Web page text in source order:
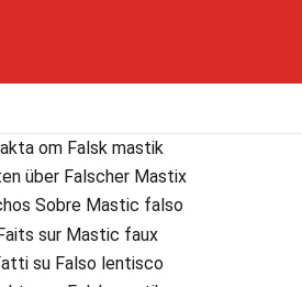
om Falsk mastik
über Falscher Mastix
Sobre Mastic falso
sur Mastic faux
su Falso lentisco